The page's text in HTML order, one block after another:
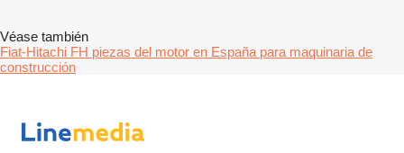
Véase también
Fiat-Hitachi FH piezas del motor en España para maquinaria de
construcción